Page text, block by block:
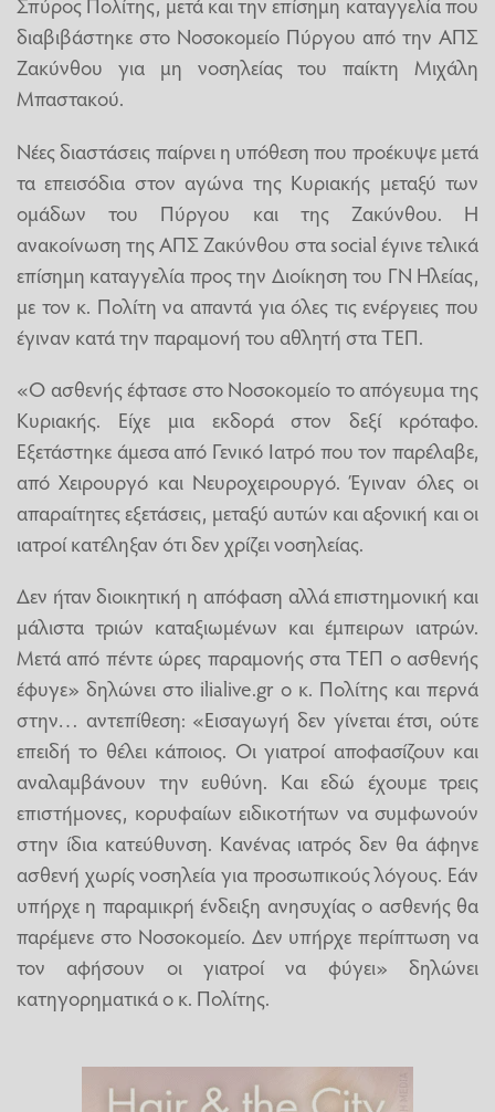
διαβιβάστηκε στο Νοσοκομείο Πύργου από την ΑΠΣ
Ζακύνθου για μη νοσηλείας του παίκτη Μιχάλη
Μπαστακού.
Νέες διαστάσεις παίρνει η υπόθεση που προέκυψε μετά
τα επεισόδια στον αγώνα της Κυριακής μεταξύ των
ομάδων του Πύργου και της Ζακύνθου. Η
ανακοίνωση της ΑΠΣ Ζακύνθου στα social έγινε τελικά
επίσημη καταγγελία προς την Διοίκηση του ΓΝ Ηλείας,
με τον κ. Πολίτη να απαντά για όλες τις ενέργειες που
έγιναν κατά την παραμονή του αθλητή στα ΤΕΠ.
«Ο ασθενής έφτασε στο Νοσοκομείο το απόγευμα της
Κυριακής. Είχε μια εκδορά στον δεξί κρόταφο.
Εξετάστηκε άμεσα από Γενικό Ιατρό που τον παρέλαβε,
από Χειρουργό και Νευροχειρουργό. Έγιναν όλες οι
απαραίτητες εξετάσεις, μεταξύ αυτών και αξονική και οι
ιατροί κατέληξαν ότι δεν χρίζει νοσηλείας.
Δεν ήταν διοικητική η απόφαση αλλά επιστημονική και
μάλιστα τριών καταξιωμένων και έμπειρων ιατρών.
Μετά από πέντε ώρες παραμονής στα ΤΕΠ ο ασθενής
έφυγε» δηλώνει στο ilialive.gr ο κ. Πολίτης και περνά
στην… αντεπίθεση: «Εισαγωγή δεν γίνεται έτσι, ούτε
επειδή το θέλει κάποιος. Οι γιατροί αποφασίζουν και
αναλαμβάνουν την ευθύνη. Και εδώ έχουμε τρεις
επιστήμονες, κορυφαίων ειδικοτήτων να συμφωνούν
στην ίδια κατεύθυνση. Κανένας ιατρός δεν θα άφηνε
ασθενή χωρίς νοσηλεία για προσωπικούς λόγους. Εάν
υπήρχε η παραμικρή ένδειξη ανησυχίας ο ασθενής θα
παρέμενε στο Νοσοκομείο. Δεν υπήρχε περίπτωση να
τον αφήσουν οι γιατροί να φύγει» δηλώνει
κατηγορηματικά ο κ. Πολίτης.